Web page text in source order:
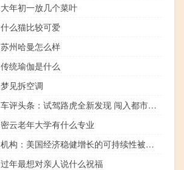
大年初一放几个菜叶
什么猫比较可爱
苏州哈曼怎么样
传统瑜伽是什么
梦见拆空调
车评头条：试驾路虎全新发现 闯入都市的荒野猛兽
密云老年大学有什么专业
机构：美国经济稳健增长的可持续性被视为美元表现的关键
过年最想对亲人说什么祝福